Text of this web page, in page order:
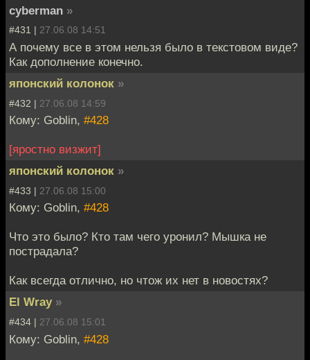
cyberman »
#431 | 27.06.08 14:51
А почему все в этом нельзя было в текстовом виде?
Как дополнение конечно.
японский колонок »
#432 | 27.06.08 14:59
Кому: Goblin, #428
[яростно визжит]
японский колонок »
#433 | 27.06.08 15:00
Кому: Goblin, #428
Что это было? Кто там чего уронил? Мышка не
пострадала?
Как всегда отлично, но чтож их нет в новостях?
El Wray »
#434 | 27.06.08 15:01
Кому: Goblin, #428